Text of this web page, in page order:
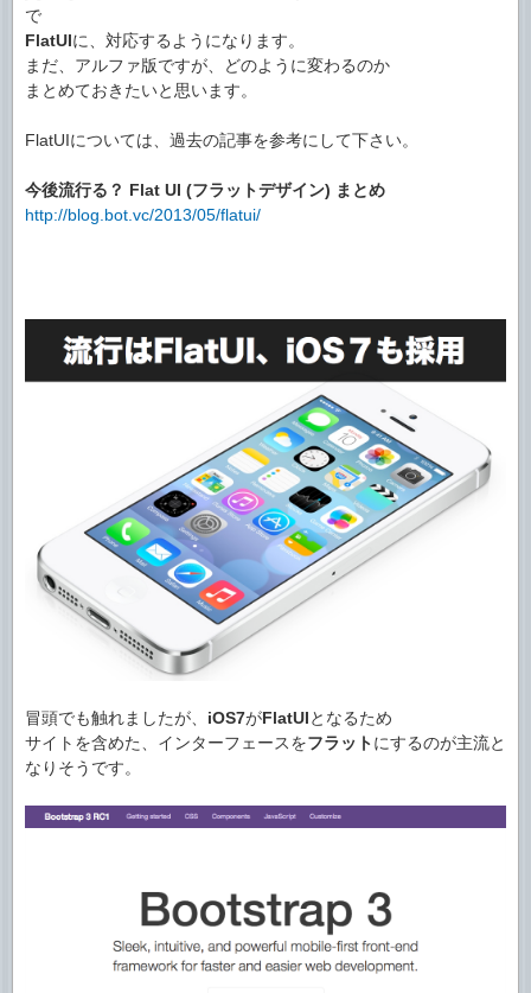
で
FlatUIに、対応するようになります。
まだ、アルファ版ですが、どのように変わるのか
まとめておきたいと思います。
FlatUIについては、過去の記事を参考にして下さい。
今後流行る？ Flat UI (フラットデザイン) まとめ
http://blog.bot.vc/2013/05/flatui/
冒頭でも触れましたが、 iOS7がFlatUIとなるため
サイトを含めた、インターフェースをフラットにするのが主流と
なりそうです。